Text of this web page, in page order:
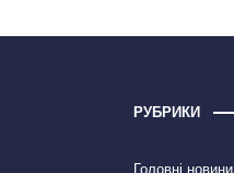
РУБРИКИ
Головні новини